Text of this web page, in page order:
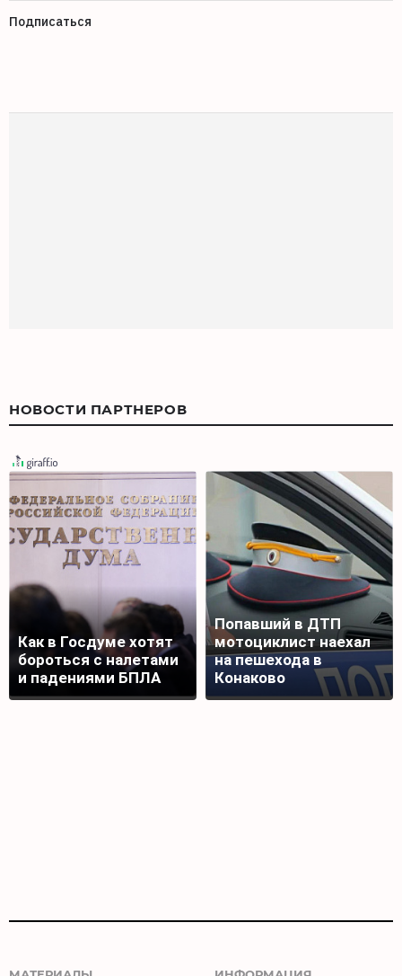
Подписаться
НОВОСТИ ПАРТНЕРОВ
Как в Госдуме хотят
бороться с налетами
и падениями БПЛА
Попавший в ДТП
мотоциклист наехал
на пешехода в
Конаково